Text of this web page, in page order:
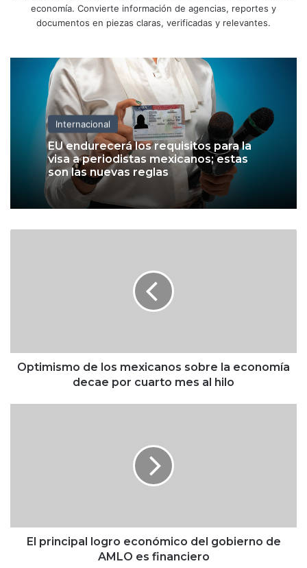
economía. Convierte información de agencias, reportes y
documentos en piezas claras, verificadas y relevantes.
Internacional
EU endurecerá los requisitos para la
visa a periodistas mexicanos; estas
son las nuevas reglas
o
Optimismo de los mexicanos sobre la economía
decae por cuarto mes al hilo
p
El principal logro económico del gobierno de
AMLO es financiero